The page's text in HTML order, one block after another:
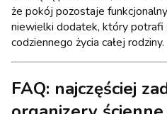
że pokój pozostaje
niewielki dodatek, który potrafi
codziennego życia całej rodziny.
FAQ: najczęściej